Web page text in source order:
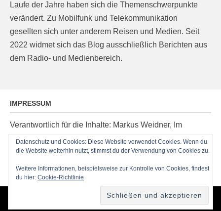
Laufe der Jahre haben sich die Themenschwerpunkte
verändert. Zu Mobilfunk und Telekommunikation
gesellten sich unter anderem Reisen und Medien. Seit
2022 widmet sich das Blog ausschließlich Berichten aus
dem Radio- und Medienbereich.
IMPRESSUM
Verantwortlich für die Inhalte: Markus Weidner, Im
Ziegelacker 20, D-63599 Biebergemünd, E-Mail:
post@radioblog.eu
Technik und Administration: Thomas Michel
Catch Themes
Datenschutz und Cookies: Diese Website verwendet Cookies. Wenn du
die Website weiterhin nutzt, stimmst du der Verwendung von Cookies zu.
Weitere Informationen, beispielsweise zur Kontrolle von Cookies, findest
du hier: Cookie-Richtlinie